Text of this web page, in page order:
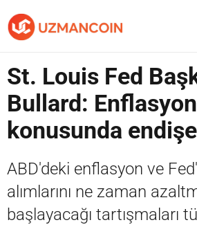
Piyasa
Soru Sor
Contact / İletişim
St. Louis Fed
Bullard: Enflasyon
konusunda
ABD'deki enflasyon ve
alımlarını ne zaman
başlayacağı tartışmaları